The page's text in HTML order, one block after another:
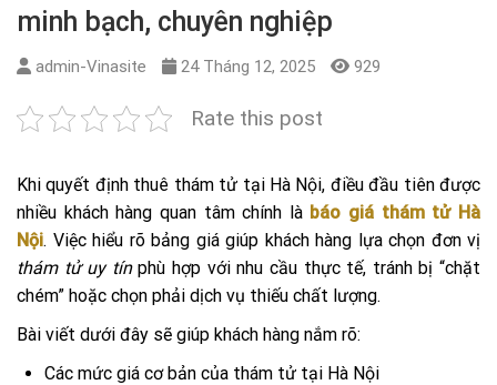
minh bạch, chuyên nghiệp
admin-Vinasite 24 Tháng 12, 2025 929
Rate this post
Khi quyết định thuê thám tử tại Hà Nội, điều đầu tiên được
nhiều khách hàng quan tâm chính là báo giá thám tử Hà
Nội. Việc hiểu rõ bảng giá giúp khách hàng lựa chọn đơn vị
thám tử uy tínphù hợp với nhu cầu thực tế, tránh bị “chặt
chém” hoặc chọn phải dịch vụ thiếu chất lượng.
Bài viết dưới đây sẽ giúp khách hàng nắm rõ:
Các mức giá cơ bản của thám tử tại Hà Nội